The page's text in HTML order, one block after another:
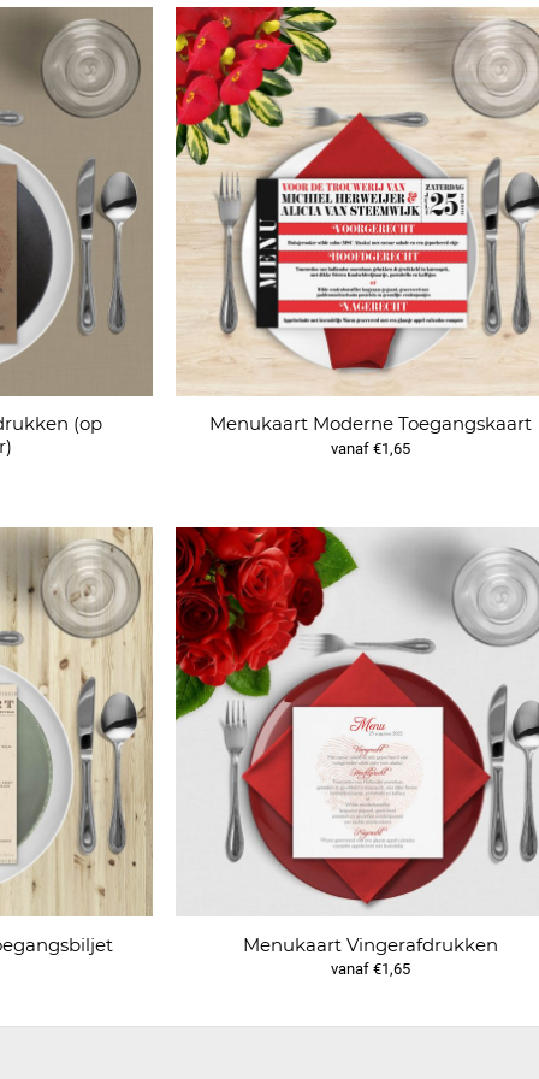
(op
Menukaart Moderne Toegangskaart
vanaf €1,65
Menukaart Vingerafdrukken
vanaf €1,65